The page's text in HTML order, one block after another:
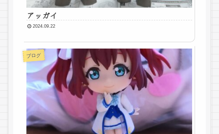
アッガイ
2024.09.22
ブログ